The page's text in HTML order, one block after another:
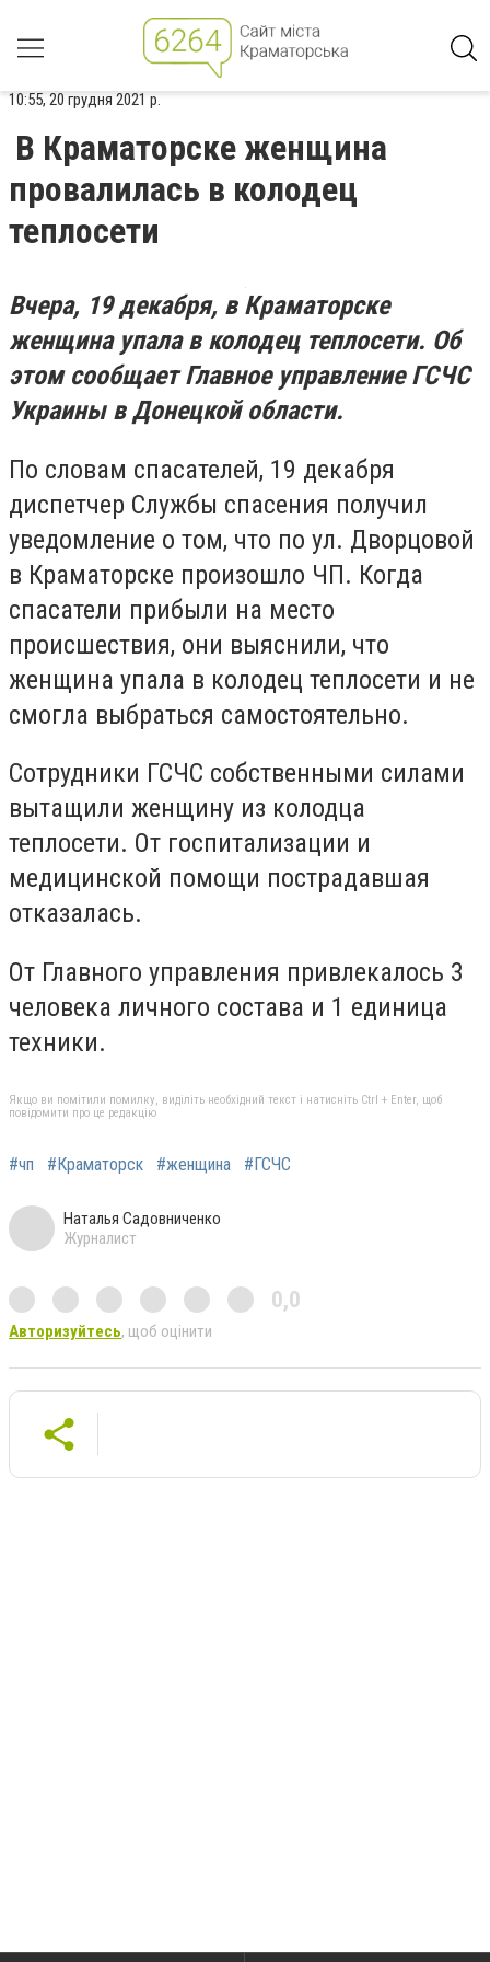
10:55, 20 грудня 2021 р.
В Краматорске женщина
провалилась в колодец
теплосети
Вчера, 19 декабря, в Краматорске
женщина упала в колодец теплосети. Об
этом сообщает Главное управление ГСЧС
Украины в Донецкой области.
По словам спасателей, 19 декабря
диспетчер Службы спасения получил
уведомление о том, что по ул. Дворцовой
в Краматорске произошло ЧП. Когда
спасатели прибыли на место
происшествия, они выяснили, что
женщина упала в колодец теплосети и не
смогла выбраться самостоятельно.
Сотрудники ГСЧС собственными силами
вытащили женщину из колодца
теплосети. От госпитализации и
медицинской помощи пострадавшая
отказалась.
От Главного управления привлекалось 3
человека личного состава и 1 единица
техники.
Якщо ви помітили помилку, виділіть необхідний текст і натисніть Ctrl + Enter, щоб
повідомити про це редакцію
#чп #Краматорск #женщина #ГСЧС
Наталья Садовниченко
Журналист
0,0
Авторизуйтесь, щоб оцінити